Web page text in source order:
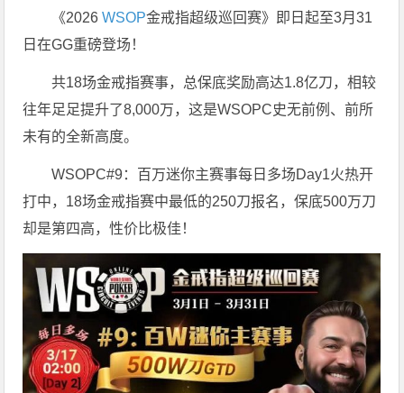
《2026WSOP金戒指超级巡回赛》即日起至3月31
日在GG重磅登场！
共18场金戒指赛事，总保底奖励高达1.8亿刀，相较
往年足足提升了8,000万，这是WSOPC史无前例、前所
未有的全新高度。
WSOPC#9：百万迷你主赛事每日多场Day1火热开
打中，18场金戒指赛中最低的250刀报名，保底500万刀
却是第四高，性价比极佳！